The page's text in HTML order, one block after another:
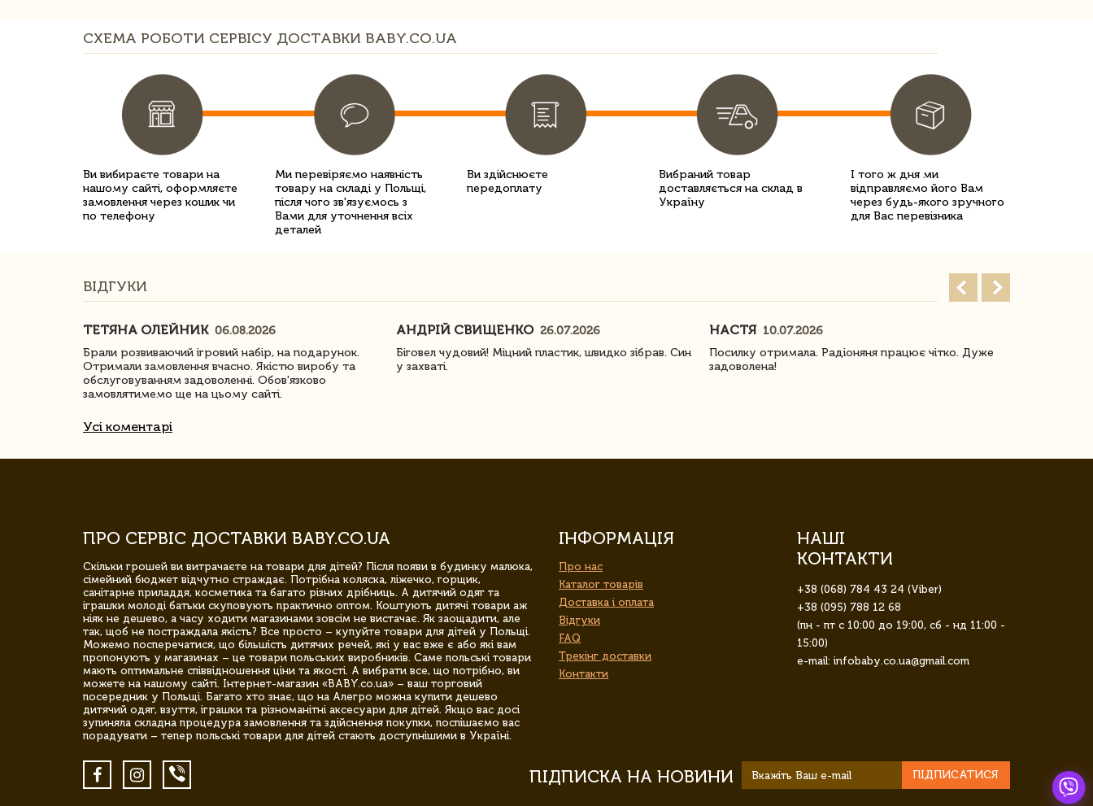
СХЕМА РОБОТИ СЕРВІСУ ДОСТАВКИ BABY.CO.UA
Ви вибираєте товари на
нашому сайті, оформляєте
замовлення через кошик чи
по телефону
Ми перевіряємо наявність
товару на складі у Польщі,
після чого зв'язуємось з
Вами для уточнення всіх
деталей
Ви здійснюєте
передоплату
Вибраний товар
доставляється на склад в
Україну
І того ж дня ми
відправляємо його Вам
через будь-якого зручного
для Вас перевізника
ВІДГУКИ
ТЕТЯНА ОЛЕЙНИК 06.08.2026
Брали розвиваючий ігровий набір, на подарунок.
Отримали замовлення вчасно. Якістю виробу та
обслуговуванням задоволенні. Обов'язково
замовлятимемо ще на цьому сайті.
АНДРІЙ СВИЩЕНКО 26.07.2026
Біговел чудовий! Міцний пластик, швидко зібрав. Син
у захваті.
НАСТЯ 10.07.2026
Посилку отримала. Радіоняня працює чітко. Дуже
задоволена!
Усі коментарі
ПРО СЕРВІС ДОСТАВКИ BABY.CO.UA
Скільки грошей ви витрачаєте на товари для дітей? Після появи в будинку малюка,
сімейний бюджет відчутно страждає. Потрібна коляска, ліжечко, горщик,
санітарне приладдя, косметика та багато різних дрібниць. А дитячий одяг та
іграшки молоді батьки скуповують практично оптом. Коштують дитячі товари аж
ніяк не дешево, а часу ходити магазинами зовсім не вистачає. Як заощадити, але
так, щоб не постраждала якість? Все просто – купуйте товари для дітей у Польщі.
Можемо посперечатися, що більшість дитячих речей, які у вас вже є або які вам
пропонують у магазинах – це товари польських виробників. Саме польські товари
мають оптимальне співвідношення ціни та якості. А вибрати все, що потрібно, ви
можете на нашому сайті. Інтернет-магазин «BABY.co.ua» – ваш торговий
посередник у Польщі. Багато хто знає, що на Алегро можна купити дешево
дитячий одяг, взуття, іграшки та різноманітні аксесуари для дітей. Якщо вас досі
зупиняла складна процедура замовлення та здійснення покупки, поспішаємо вас
порадувати – тепер польські товари для дітей стають доступнішими в Україні.
ІНФОРМАЦІЯ
Про нас
Каталог товарів
Доставка і оплата
Відгуки
FAQ
Трекінг доставки
Контакти
НАШІ
КОНТАКТИ
+38 (068) 784 43 24 (Viber)
+38 (095) 788 12 68
(пн - пт с 10:00 до 19:00, сб - нд 11:00 -
15:00)
e-mail: infobaby.co.ua@gmail.com
ПІДПИСКА НА НОВИНИ ПІДПИСАТИСЯ